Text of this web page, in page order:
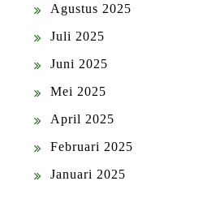
Agustus 2025
Juli 2025
Juni 2025
Mei 2025
April 2025
Februari 2025
Januari 2025